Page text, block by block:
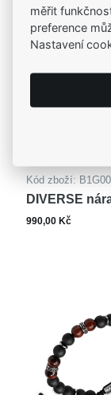
Kód zboží:
DIVERSE
oceli ONYX
990,00 Kč
měřit
preference
Nastavení